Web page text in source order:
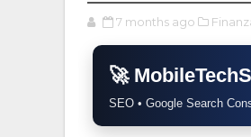
7 months ago
🚀
SEO • Google Search